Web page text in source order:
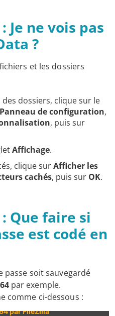
Je ne vois pas
?
et les dossiers
dossiers, clique sur le
Panneau de configuration,
, puis sur
Affichage.
clique surAfficher les
cachés, puis sur OK.
Que faire si
est codé en
passe soit sauvegardé
par exemple.
comme ci-dessous :
par FileZilla